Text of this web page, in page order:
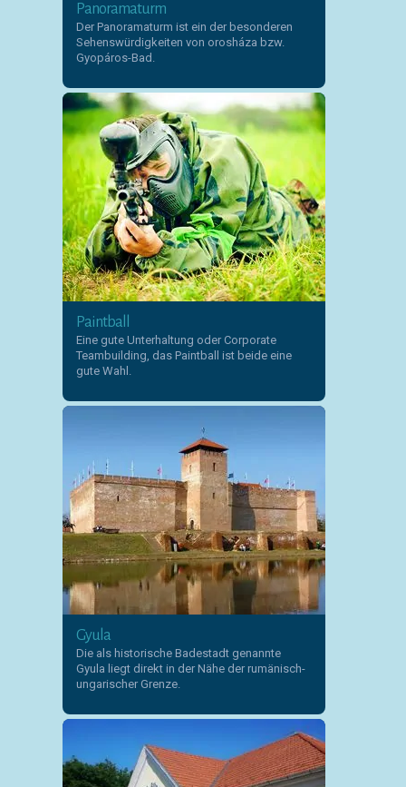
Panoramaturm
Der Panoramaturm ist ein der besonderen
Sehenswürdigkeiten von orosháza bzw.
Gyopáros-Bad.
Paintball
Eine gute Unterhaltung oder Corporate
Teambuilding, das Paintball ist beide eine
gute Wahl.
Gyula
Die als historische Badestadt genannte
Gyula liegt direkt in der Nähe der rumänisch-
ungarischer Grenze.